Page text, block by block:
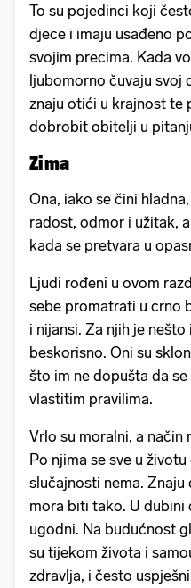
To su pojedinci koji
djece i imaju usađeno
svojim precima. Kada
ljubomorno čuvaju svoj
znaju otići u krajnost te
dobrobit obitelji u
Zima
Ona, iako se čini
radost, odmor i užitak,
kada se pretvara u
Ljudi rođeni u ovom
sebe promatrati u crno
i nijansi. Za njih je
beskorisno. Oni su
što im ne dopušta da
vlastitim pravilima.
Vrlo su moralni, a način
Po njima se sve u
slučajnosti nema.
mora biti tako. U dubini
ugodni. Na budućnost
su tijekom života i
zdravlja, i često